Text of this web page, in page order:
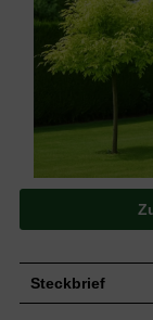
Steckbrief